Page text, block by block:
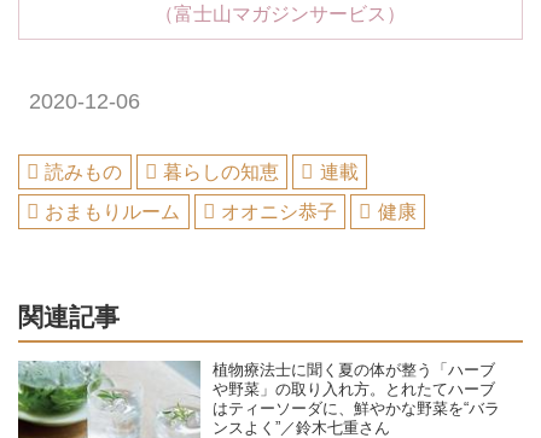
（富士山マガジンサービス）
2020-12-06
読みもの 暮らしの知恵
連載
おまもりルーム
オオニシ恭子 健康
関連記事
植物療法士に聞く夏の体が整う「ハーブ
や野菜」の取り入れ方。とれたてハーブ
はティーソーダに、鮮やかな野菜を“バラ
ンスよく”／鈴木七重さん